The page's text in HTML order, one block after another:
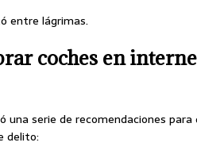
entre lágrimas.
coches en
una serie de recomendaciones para
delito: